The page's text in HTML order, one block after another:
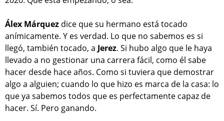
Álex Márquez dice que su hermano está tocado
anímicamente. Y es verdad. Lo que no sabemos es si
llegó, también tocado, a Jerez. Si hubo algo que le haya
llevado a no gestionar una carrera fácil, como él sabe
hacer desde hace años. Como si tuviera que demostrar
algo a alguien; cuando lo que hizo es marca de la casa: lo
que ya sabemos todos que es perfectamente capaz de
hacer. Sí. Pero ganando.